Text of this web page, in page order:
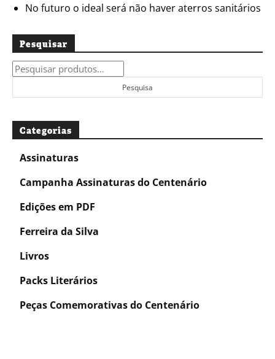
No futuro o ideal será não haver aterros sanitários
Pesquisar
Pesquisar
por:
Pesquisa
Categorias
Assinaturas
Campanha Assinaturas do Centenário
Edições em PDF
Ferreira da Silva
Livros
Packs Literários
Peças Comemorativas do Centenário